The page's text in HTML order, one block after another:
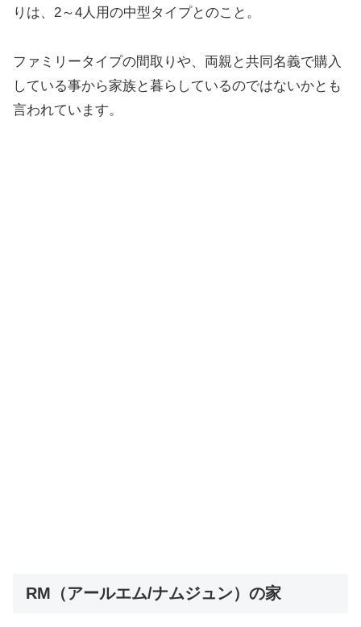
りは、2～4人用の中型タイプとのこと。
ファミリータイプの間取りや、両親と共同名義で購入
している事から家族と暮らしているのではないかとも
言われています。
RM（アールエム/ナムジュン）の家